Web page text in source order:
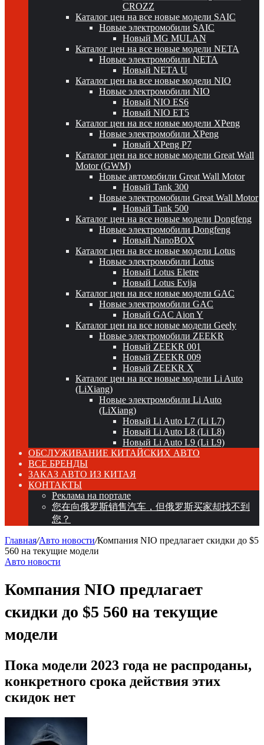
CROZZ
Каталог цен на все новые модели SAIC
Новые электромобили SAIC
Новый MG MULAN
Каталог цен на все новые модели NETA
Новые электромобили NETA
Новый NETA U
Каталог цен на все новые модели NIO
Новые электромобили NIO
Новый NIO ES6
Новый NIO ET5
Каталог цен на все новые модели XPeng
Новые электромобили XPeng
Новый XPeng P7
Каталог цен на все новые модели Great Wall
Motor (GWM)
Новые автомобили Great Wall Motor
Новый Tank 300
Новые электромобили Great Wall Motor
Новый Tank 500
Каталог цен на все новые модели Dongfeng
Новые электромобили Dongfeng
Новый NanoBOX
Каталог цен на все новые модели Lotus
Новые электромобили Lotus
Новый Lotus Eletre
Новый Lotus Evija
Каталог цен на все новые модели GAC
Новые электромобили GAC
Новый GAC Aion Y
Каталог цен на все новые модели Geely
Новые электромобили ZEEKR
Новый ZEEKR 001
Новый ZEEKR 009
Новый ZEEKR X
Каталог цен на все новые модели Li Auto
(LiXiang)
Новые электромобили Li Auto
(LiXiang)
Новый Li Auto L7 (Li L7)
Новый Li Auto L8 (Li L8)
Новый Li Auto L9 (Li L9)
ОБСЛУЖИВАНИЕ КИТАЙСКИХ АВТО
ВСЕ БРЕНДЫ
ЗАКАЗ АВТО ИЗ КИТАЯ
КОНТАКТЫ
Реклама на портале
您在向俄罗斯销售汽车，但俄罗斯买家却找不到
您？
Главная/Авто новости/Компания NIO предлагает скидки до $5
560 на текущие модели
Авто новости
Компания NIO предлагает
скидки до $5 560 на текущие
модели
Пока модели 2023 года не распроданы,
конкретного срока действия этих
скидок нет